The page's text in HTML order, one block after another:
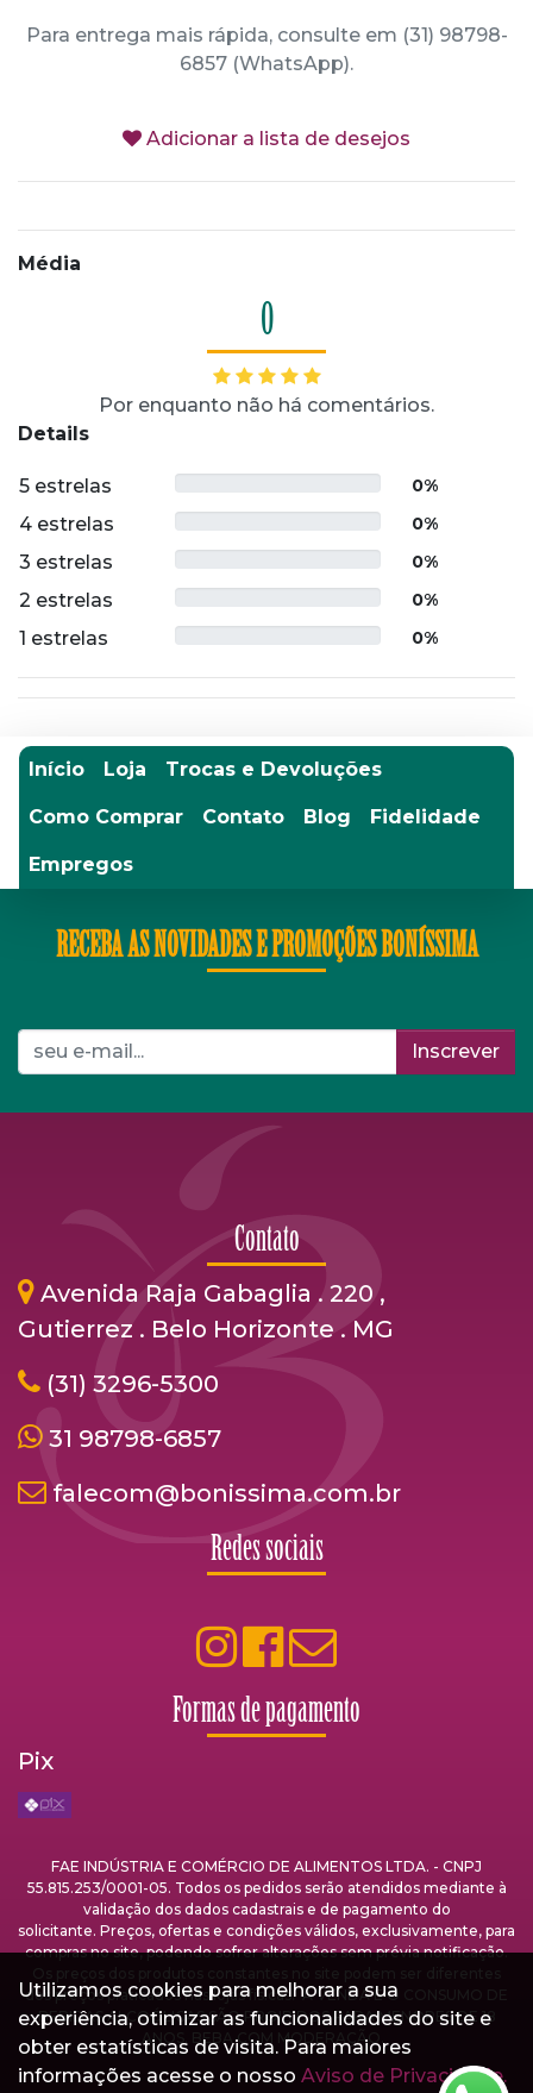
Para entrega mais rápida, consulte em (31) 98798-
6857 (WhatsApp).
Adicionar a lista de desejos
Média
0
Por enquanto não há comentários.
Details
5 estrelas 0%
4 estrelas 0%
3 estrelas 0%
2 estrelas 0%
1 estrelas 0%
Início Loja Trocas e Devoluções
Como Comprar Contato Blog Fidelidade
Empregos
RECEBA AS NOVIDADES E PROMOÇÕES BONÍSSIMA
Inscrever
Contato
Avenida Raja Gabaglia . 220 ,
Gutierrez . Belo Horizonte . MG
(31) 3296-5300
31 98798-6857
falecom@bonissima.com.br
Redes sociais
Formas de pagamento
Pix
FAE INDÚSTRIA E COMÉRCIO DE ALIMENTOS LTDA. - CNPJ
55.815.253/0001-05. Todos os pedidos serão atendidos mediante à
validação dos dados cadastrais e de pagamento do
solicitante. Preços, ofertas e condições válidos, exclusivamente, para
compras no site, podendo sofrer alterações sem prévia notificação.
dos preços praticados nas lojas físicas. A VENDA E O CONSUMO DE
BEBIDAS ALCOÓLICAS SÃO PROIBIDOS PARA MENORES DE 18
ANOS. BEBA COM MODERAÇÃO.
Utilizamos cookies para melhorar a sua
experiência, otimizar as funcionalidades do site e
obter estatísticas de visita. Para maiores
informações acesse o nosso Aviso de Privacidade.